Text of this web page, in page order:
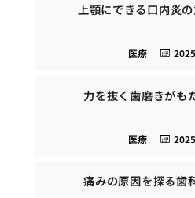
上顎にできる口内炎
医療
力を抜く歯磨きがも
医療
痛みの原因を探る歯